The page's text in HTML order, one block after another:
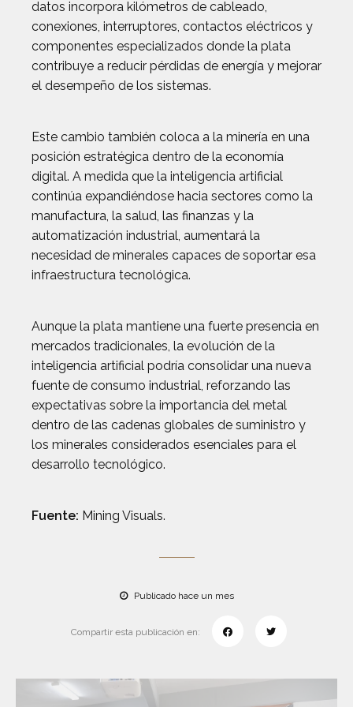
datos incorpora kilómetros de cableado,
conexiones, interruptores, contactos eléctricos y
componentes especializados donde la plata
contribuye a reducir pérdidas de energía y mejorar
el desempeño de los sistemas.
Este cambio también coloca a la minería en una
posición estratégica dentro de la economía
digital. A medida que la inteligencia artificial
continúa expandiéndose hacia sectores como la
manufactura, la salud, las finanzas y la
automatización industrial, aumentará la
necesidad de minerales capaces de soportar esa
infraestructura tecnológica.
Aunque la plata mantiene una fuerte presencia en
mercados tradicionales, la evolución de la
inteligencia artificial podría consolidar una nueva
fuente de consumo industrial, reforzando las
expectativas sobre la importancia del metal
dentro de las cadenas globales de suministro y
los minerales considerados esenciales para el
desarrollo tecnológico.
Fuente: Mining Visuals.
Publicado hace un mes
Compartir esta publicación en: